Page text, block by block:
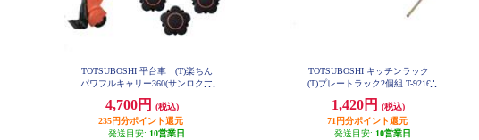
TOTSUBOSHI 平台車 (T)楽ちん
パワフルキャリー360(サンロクマ
4,700円
(税込)
235円分ポイント還元
発送目安: 10営業日
TOTSUBOSHI キッチンラック
(T)プレートラック2個組 T-92164
1,420円
(税込)
71円分ポイント還元
発送目安: 10営業日